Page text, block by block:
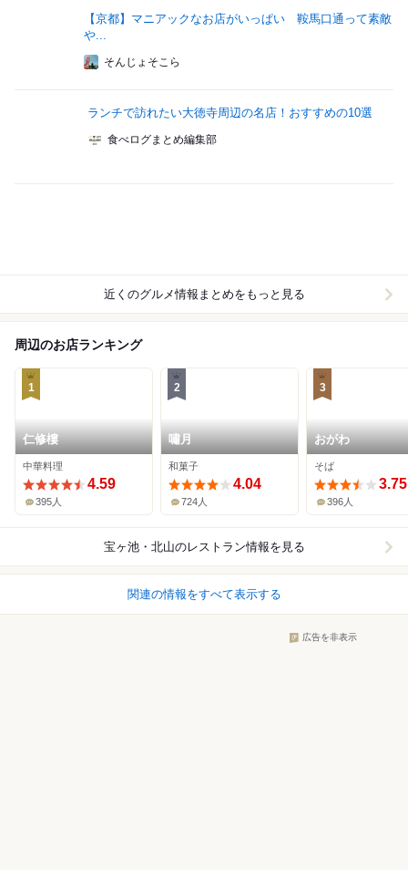
【京都】マニアックなお店がいっぱい 鞍馬口通って素敵
や...
そんじょそこら
ランチで訪れたい大徳寺周辺の名店！おすすめの10選
食べログまとめ編集部
近くのグルメ情報まとめをもっと見る
周辺のお店ランキング
1
仁修樓
中華料理
4.59
395人
2
嘯月
和菓子
4.04
724人
3
おがわ
そば
3.75
396人
宝ヶ池・北山のレストラン情報を見る
関連の情報をすべて表示する
広告を非表示